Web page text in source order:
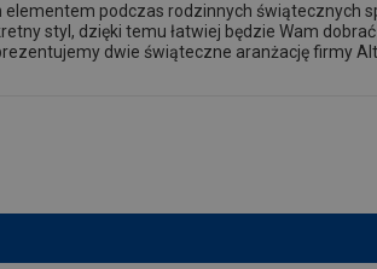
podczas rodzinnych świątecznych
styl, dzięki temu łatwiej będzie Wam
dwie świąteczne aranżację firmy